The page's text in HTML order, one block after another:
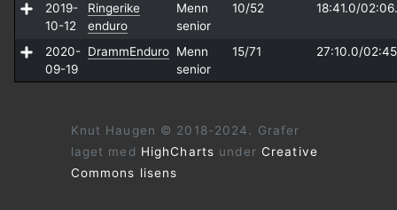
2019-
10-12
Ringerike
enduro
Menn
senior
10/52 18:41.0/
2020-
09-19
DrammEnduro Menn
senior
15/71 27:10.0/
Knut Haugen © 2018-2024. Grafer
laget med HighCharts under Creative
Commons lisens